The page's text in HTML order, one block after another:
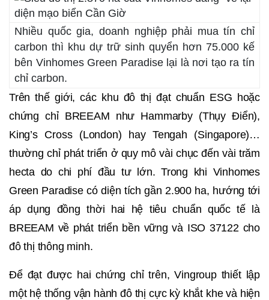
Nhiều quốc gia, doanh nghiệp phải mua tín chỉ
carbon thì khu dự trữ sinh quyển hơn 75.000 kế
bên Vinhomes Green Paradise lại là nơi tạo ra tín
chỉ carbon.
Trên thế giới, các khu đô thị đạt chuẩn ESG hoặc
chứng chỉ BREEAM như Hammarby (Thụy Điển),
King’s Cross (London) hay Tengah (Singapore)…
thường chỉ phát triển ở quy mô vài chục đến vài trăm
hecta do chi phí đầu tư lớn. Trong khi Vinhomes
Green Paradise có diện tích gần 2.900 ha, hướng tới
áp dụng đồng thời hai hệ tiêu chuẩn quốc tế là
BREEAM về phát triển bền vững và ISO 37122 cho
đô thị thông minh.
Để đạt được hai chứng chỉ trên, Vingroup thiết lập
một hệ thống vận hành đô thị cực kỳ khắt khe và hiện